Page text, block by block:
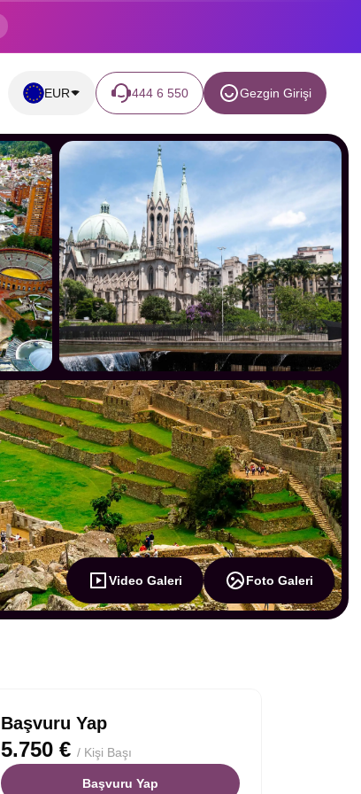
EUR 444 6 550 Gezgin Girişi
Video Galeri Foto Galeri
Başvuru Yap
5.750 € / Kişi Başı
Başvuru Yap